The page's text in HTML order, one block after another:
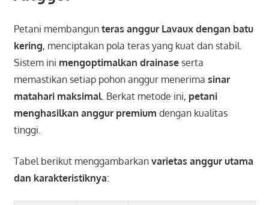
Petani membangun teras anggur Lavaux dengan batu
kering, menciptakan pola teras yang kuat dan stabil.
Sistem ini mengoptimalkan drainaseserta
memastikan setiap pohon anggur menerima sinar
matahari maksimal. Berkat metode ini, petani
menghasilkan anggur premium dengan kualitas
tinggi.
Tabel berikut menggambarkan varietas anggur utama
dan karakteristiknya: